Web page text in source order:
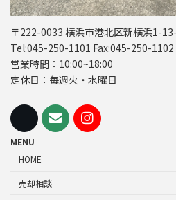
〒222-0033 横浜市港北区新横浜1-
Tel:045-250-1101 Fax:045-250-1102
営業時間：10:00~18:00
定休日：毎週火・水曜日
MENU
HOME
売却相談